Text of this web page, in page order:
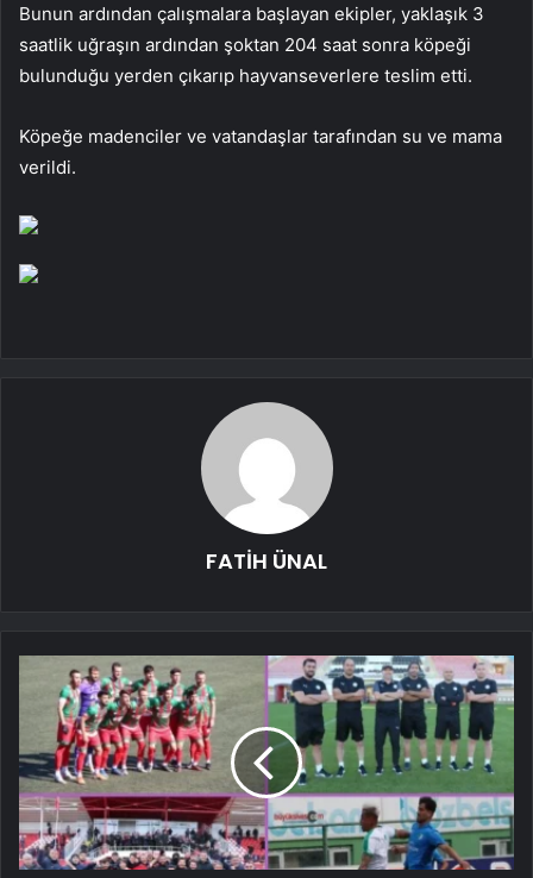
Bunun ardından çalışmalara başlayan ekipler, yaklaşık 3
saatlik uğraşın ardından şoktan 204 saat sonra köpeği
bulunduğu yerden çıkarıp hayvanseverlere teslim etti.
Köpeğe madenciler ve vatandaşlar tarafından su ve mama
verildi.
FATİH ÜNAL